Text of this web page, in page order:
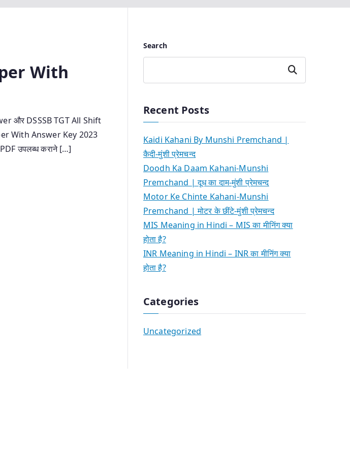
With
और DSSSB TGT All Shift
With Answer Key 2023
उपलब्ध कराने […]
Search
Search
Recent Posts
Kaidi Kahani By Munshi Premchand |
कैदी-मुंशी प्रेमचन्द
Doodh Ka Daam Kahani-Munshi
Premchand | दूध का दाम-मुंशी प्रेमचन्द
Motor Ke Chinte Kahani-Munshi
Premchand | मोटर के छींटे-मुंशी प्रेमचन्द
MIS Meaning in Hindi – MIS का मीनिंग क्या
होता है?
INR Meaning in Hindi – INR का मीनिंग क्या
होता है?
Categories
Uncategorized